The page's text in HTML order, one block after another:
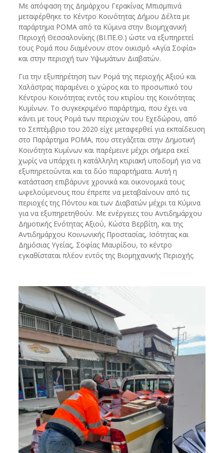
Με απόφαση της Δημάρχου Γερακίνας Μπισμπινά
μεταφέρθηκε το Κέντρο Κοινότητας Δήμου Δέλτα με
παράρτημα ΡΟΜΑ από τα Κύμινα στην Βιομηχανική
Περιοχή Θεσσαλονίκης (ΒΙ.ΠΕ.Θ.) ώστε να εξυπηρετεί
τους Ρομά που διαμένουν στον οικισμό «Αγία Σοφία»
και στην περιοχή των Υψωμάτων Διαβατών.
Για την εξυπηρέτηση των Ρομά της περιοχής Αξιού και
Χαλάστρας παραμένει ο χώρος και το προσωπικό του
Κέντρου Κοινότητας εντός του κτιρίου της Κοινότητας
Κυμίνων. Το συγκεκριμένο παράρτημα, που έχει να
κάνει με τους Ρομά των περιοχών του Εχεδώρου, από
το Σεπτέμβριο του 2020 είχε μεταφερθεί για εκπαίδευση
στο Παράρτημα ΡΟΜΑ, που στεγάζεται στην Δημοτική
Κοινότητα Κυμίνων και παρέμεινε μέχρι σήμερα εκεί
χωρίς να υπάρχει η κατάλληλη κτιριακή υποδομή για να
εξυπηρετούνται και τα δύο παραρτήματα. Αυτή η
κατάσταση επιβάρυνε χρονικά και οικονομικά τους
ωφελούμενους που έπρεπε να μεταβαίνουν από τις
περιοχές της Πόντου και των Διαβατών μέχρι τα Κύμινα
για να εξυπηρετηθούν. Με ενέργειες του Αντιδημάρχου
Δημοτικής Ενότητας Αξιού, Κώστα Βερβίτη, και της
Αντιδημάρχου Κοινωνικής Προστασίας, Ισότητας και
Δημόσιας Υγείας, Σοφίας Μαυρίδου, το κέντρο
εγκαθίσταται πλέον εντός της Βιομηχανικής Περιοχής.